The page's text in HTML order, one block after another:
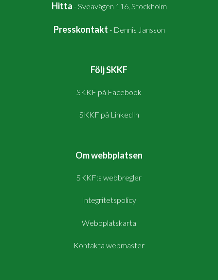
Hitta -Sveavägen 116, Stockholm
Presskontakt - Dennis Jansson
Följ SKKF
SKKF på Facebook
SKKF på LinkedIn
Om webbplatsen
SKKF:s webbregler
Integritetspolicy
Webbplatskarta
Kontakta webmaster